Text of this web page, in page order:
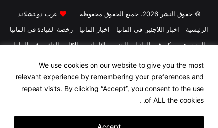
We use cookies on our website to give you the most
relevant experience by remembering your preferences and
repeat visits. By clicking “Accept”, you consent to the use
of ALL the cookies. .
Accept
© حقوق النشر 2026، جميع الحقوق محفوظة |
عرب دويتشلاند
الرئيسية
اخبار اللاجئين في المانيا اخبار المانيا
رخصة القيادة في المانيا
البحث عن سكن في المانيا
الجنسية الالمانية
الاقامة الدائمة في المانيا
اسئلة شهادة السواقة الالمانية مجاناً باللغة العربية
راسلنا
سياسة الخصوصية
من نحن